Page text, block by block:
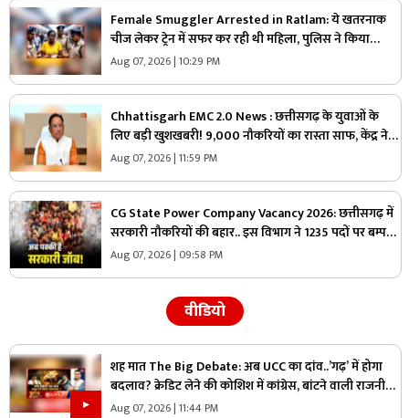
Female Smuggler Arrested in Ratlam: ये खतरनाक
चीज लेकर ट्रेन में सफर कर रही थी महिला, पुलिस ने किया
गिरफ्तार, जांच में सामने आई चौंकाने वाली सच्चाई
Aug 07, 2026 | 10:29 PM
Chhattisgarh EMC 2.0 News : छत्तीसगढ़ के युवाओं के
लिए बड़ी खुशखबरी! 9,000 नौकरियों का रास्ता साफ, केंद्र ने
दी मेगा प्रोजेक्ट को मंजूरी
Aug 07, 2026 | 11:59 PM
CG State Power Company Vacancy 2026: छत्तीसगढ़ में
सरकारी नौकरियों की बहार.. इस विभाग ने 1235 पदों पर बम्पर
भर्ती, डाटा एंट्री ऑपरेटर के ही 400 पद
Aug 07, 2026 | 09:58 PM
वीडियो
शह मात The Big Debate: अब UCC का दांव..’गढ़’ में होगा
बदलाव? क्रेडिट लेने की कोशिश में कांग्रेस, बांटने वाली राजनीति
पर क्या है सरकार का जवाब?
Aug 07, 2026 | 11:44 PM